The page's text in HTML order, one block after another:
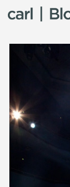
Skip to content